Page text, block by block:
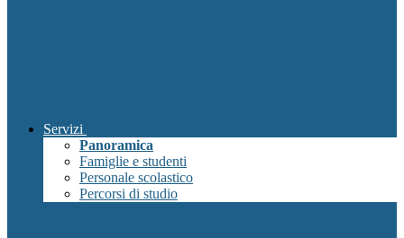
Servizi
Panoramica
Famiglie e studenti
Personale scolastico
Percorsi di studio